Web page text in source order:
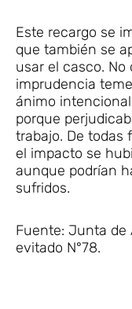
Este recargo se
que también se
usar el casco.
imprudencia
ánimo
porque
trabajo. De todas
el impacto se
aunque podrían
sufridos.
Fuente: Junta de
evitado N°78.